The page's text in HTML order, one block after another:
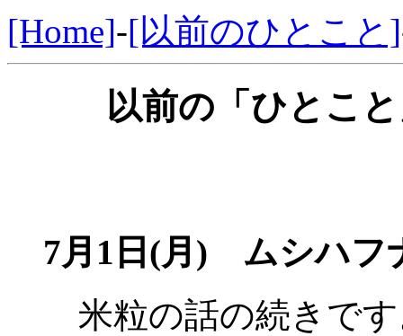
[Home]-[以前のひとこと]
以前の「ひとこ
7月1日(月) ムシハフ
米粒の話の続きで